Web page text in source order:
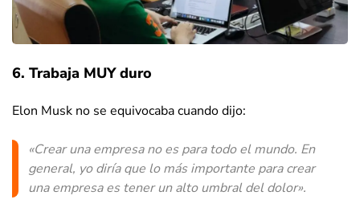
6. Trabaja MUY duro
Elon Musk no se equivocaba cuando dijo:
«Crear una empresa no es para todo el mundo. En
general, yo diría que lo más importante para crear
una empresa es tener un alto umbral del dolor».